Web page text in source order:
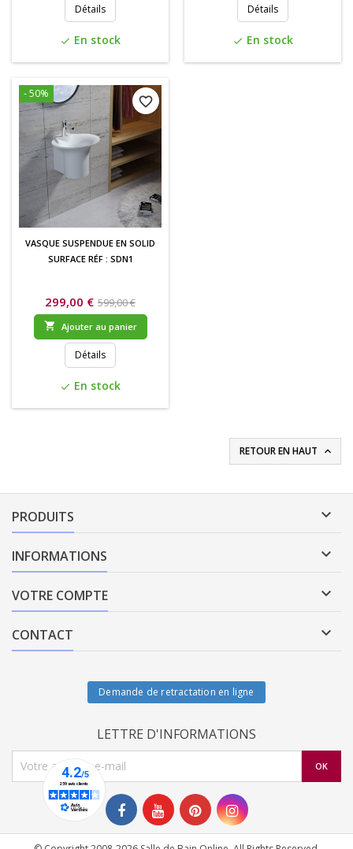
Détails
check En stock
Détails
check En stock
- 50%
VASQUE SUSPENDUE EN SOLID
SURFACE RÉF : SDN1
299,00 € 599,00 €
 Ajouter au panier
Détails
check En stock
favorite_border
RETOUR EN HAUT 
PRODUITS 
INFORMATIONS 
VOTRE COMPTE 
CONTACT 
Demande de retractation en ligne
LETTRE D'INFORMATIONS